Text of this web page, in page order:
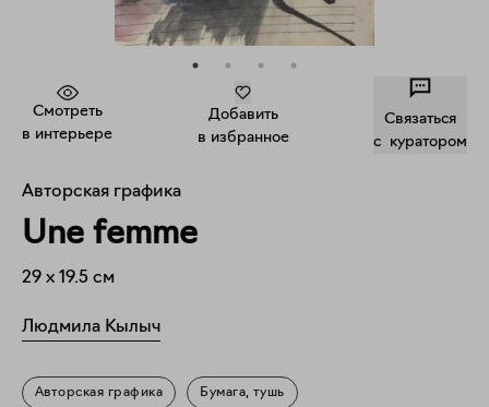
Смотреть
в интерьере
Добавить
в избранное
Связаться
c куратором
Авторская графика
Une femme
29 x 19.5 см
Людмила Кылыч
Авторская графика Бумага, тушь